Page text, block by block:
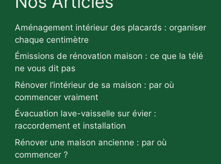
Aménagement intérieur des placards : organiser
chaque centimètre
Émissions de rénovation maison : ce que la télé
ne vous dit pas
Rénover l’intérieur de sa maison : par où
commencer vraiment
Évacuation lave-vaisselle sur évier :
raccordement et installation
Rénover une maison ancienne : par où
commencer ?